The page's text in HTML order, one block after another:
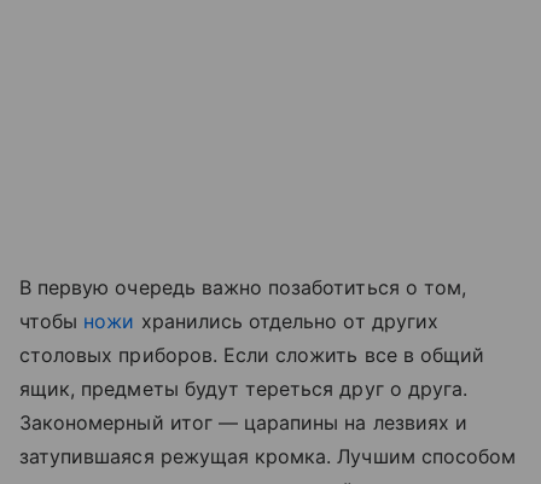
В первую очередь важно позаботиться о том,
чтобы ножи хранились отдельно от других
столовых приборов. Если сложить все в общий
ящик, предметы будут тереться друг о друга.
Закономерный итог — царапины на лезвиях и
затупившаяся режущая кромка. Лучшим способом